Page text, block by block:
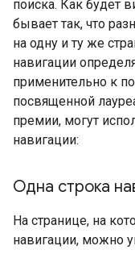
поиска. Как будет
бывает так, что
на одну и ту же
навигации
применительно к
посвященной
премии, могут
навигации:
Одна строка
На странице, на
навигации, можно